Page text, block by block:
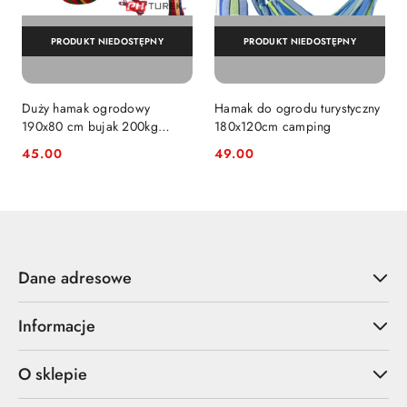
Duży hamak ogrodowy
190x80 cm bujak 200kg
Cena:
45.00
PRODUKT NIEDOSTĘPNY
Hamak do ogrodu turystyczny
180x120cm camping
Cena:
49.00
PRODUKT NIEDOSTĘPNY
Dane adresowe
Informacje
O sklepie